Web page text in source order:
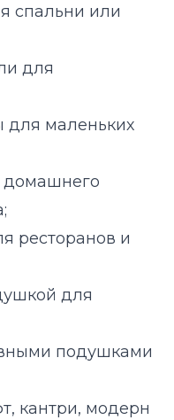
спальни или
для
для маленьких
домашнего
ресторанов и
для
подушками
кантри, модерн